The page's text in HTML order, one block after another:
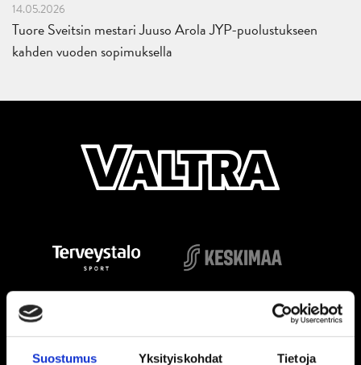
Suostumus Yksityiskohdat Tietoja
14.05.2026
Tuore Sveitsin mestari Juuso Arola JYP-puolustukseen
kahden vuoden sopimuksella